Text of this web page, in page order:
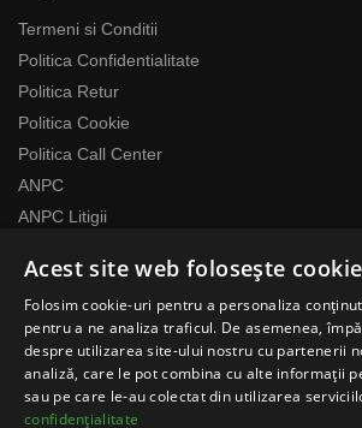
Termeni si Conditii
Politica Confidentialitate
Politica Retur
Politica Cookie
Politica Call Center
ANPC
ANPC Litigii
Despre noi
Echipa RomaniaMag este la dispozitia ta
Program relatii cu clientii
Luni-Vineri 07:00 – 17:00
Telefon: 0371783100
Acest site web folosește
Folosim cookie-uri pentru a personaliza
pentru a ne analiza traficul. De asemenea,
despre utilizarea site-ului nostru cu partenerii
analiză, care le pot combina cu alte informații
sau pe care le-au colectat din utilizarea
confidențialitate